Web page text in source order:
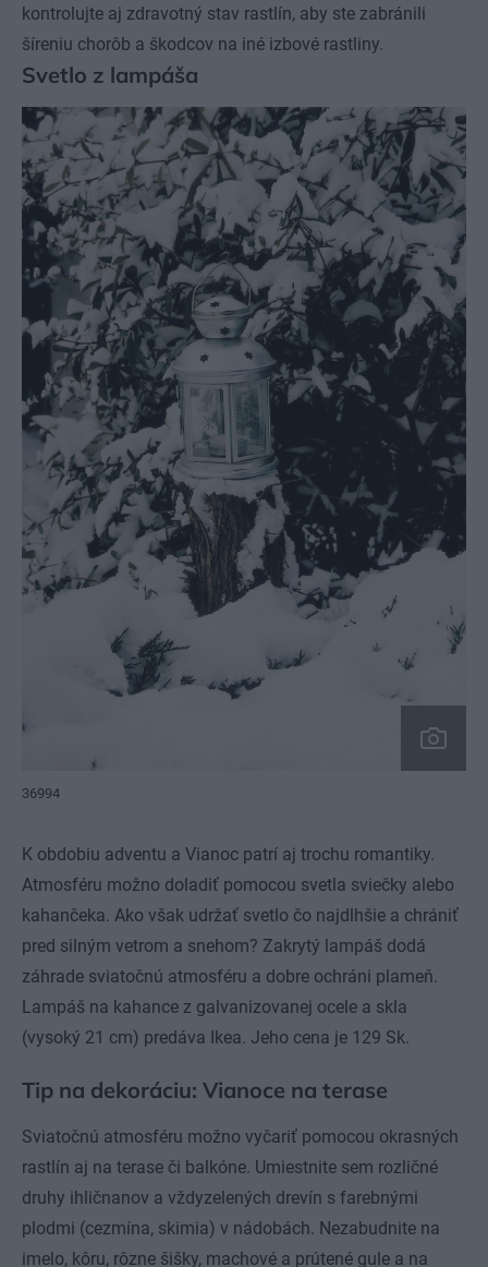
kontrolujte aj zdravotný stav rastlín, aby ste zabránili
šíreniu chorôb a škodcov na iné izbové rastliny.
Svetlo z lampáša
36994
K obdobiu adventu a Vianoc patrí aj trochu romantiky.
Atmosféru možno doladiť pomocou svetla sviečky alebo
kahančeka. Ako však udržať svetlo čo najdlhšie a chrániť
pred silným vetrom a snehom? Zakrytý lampáš dodá
záhrade sviatočnú atmosféru a dobre ochráni plameň.
Lampáš na kahance z galvanizovanej ocele a skla
(vysoký 21 cm) predáva Ikea. Jeho cena je 129 Sk.
Tip na dekoráciu: Vianoce na terase
Sviatočnú atmosféru možno vyčariť pomocou okrasných
rastlín aj na terase či balkóne. Umiestnite sem rozličné
druhy ihličnanov a vždyzelených drevín s farebnými
plodmi (cezmína, skimia) v nádobách. Nezabudnite na
imelo, kôru, rôzne šišky, machové a prútené gule a na